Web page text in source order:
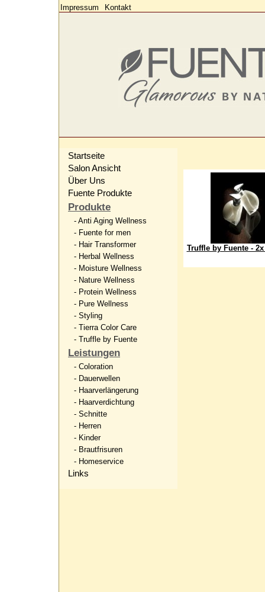
Impressum Kontakt
Startseite
Salon Ansicht
Über Uns
Fuente Produkte
Produkte
- Anti Aging Wellness
- Fuente for men
- Hair Transformer
- Herbal Wellness
- Moisture Wellness
- Nature Wellness
- Protein Wellness
- Pure Wellness
- Styling
- Tierra Color Care
- Truffle by Fuente
Leistungen
- Coloration
- Dauerwellen
- Haarverlängerung
- Haarverdichtung
- Schnitte
- Herren
- Kinder
- Brautfrisuren
- Homeservice
Links
Truffle by Fuente -